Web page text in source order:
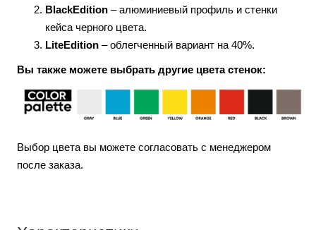
BlackEdition – алюминиевый профиль и стенки
кейса черного цвета.
LiteEdition – облегченный вариант на 40%.
Вы также можете выбрать другие цвета стенок:
Выбор цвета вы можете согласовать с менеджером
после заказа.